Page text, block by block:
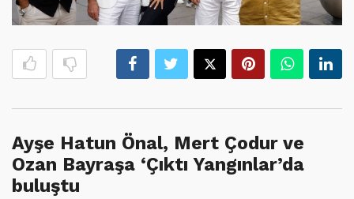
Ayşe Hatun Önal, Mert Çodur ve
Ozan Bayraşa ‘Çıktı Yangınlar’da
buluştu